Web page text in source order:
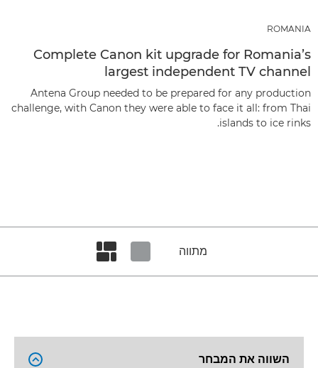
ROMANIA
Complete Canon kit upgrade for Romania’s
largest independent TV channel
Antena Group needed to be prepared for any production
challenge, with Canon they were able to face it all: from Thai
islands to ice rinks.
מתווה
השווה את המבחר 